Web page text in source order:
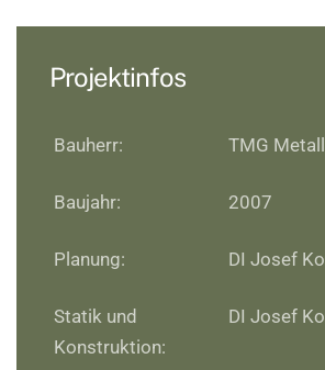
Projektinfos
Bauherr: TMG
Baujahr: 2007
Planung: DI Josef
Statik und
Konstruktion:
DI Josef